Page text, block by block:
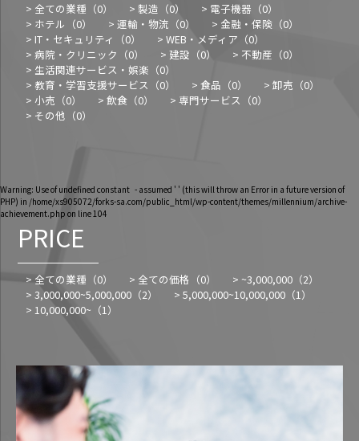
> 全ての業種（0） > 製造（0） > 電子機器（0）
> ホテル（0） > 運輸・物流（0） > 金融・保険（0）
> IT・セキュリティ（0） > WEB・メディア（0）
> 病院・クリニック（0） > 建設（0） > 不動産（0）
> 生活関連サービス・娯楽（0）
> 教育・学習支援サービス（0） > 食品（0） > 卸売（0）
> 小売（0） > 飲食（0） > 専門サービス（0）
> その他（0）
Warning: Use of undefined constant - assumed ' ' (this will throw an Error in a future version of
PHP) in /home/xs905072/forks-sa.com/public_html/wp-content/themes/millennium/archive-
achievement.php on line104
PRICE
> 全ての業種（0） > 全ての価格（0） > ~3,000,000（2）
> 3,000,000~5,000,000（2） > 5,000,000~10,000,000（1）
> 10,000,000~（1）